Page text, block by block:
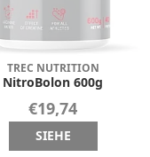
TREC NUTRITION
NitroBolon 600g
€19,74
SIEHE